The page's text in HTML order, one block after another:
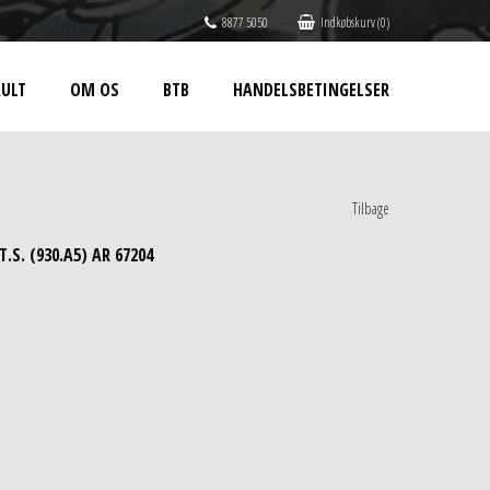
8877 5050 Indkøbskurv (0)
OM OS BTB HANDELSBETINGELSER
Tilbage
(930.A5) AR 67204